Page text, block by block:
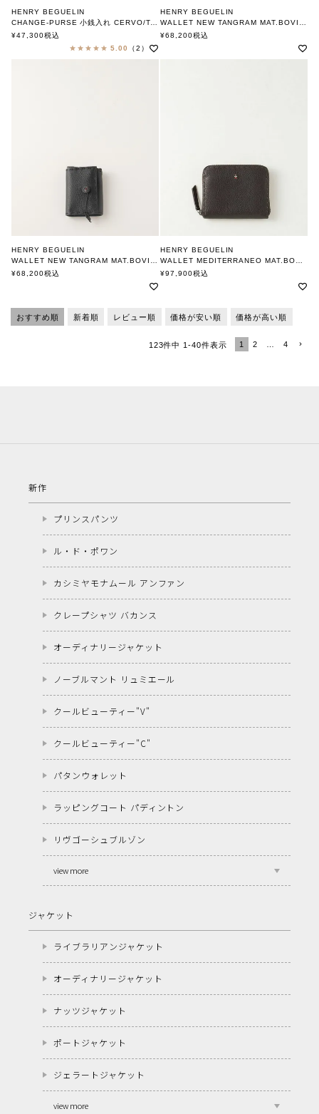
HENRY BEGUELIN
CHANGE-PURSE 小銭入れ CERVO/T.MORO
MULTI OMINO
¥47,300税込
5.00
（2）
HENRY BEGUELIN
WALLET NEW TANGRAM MAT.BOVINE PRINTED CERVO/ CUOIO
MULTI OMINO
¥68,200税込
HENRY BEGUELIN
WALLET NEW TANGRAM MAT.BOVINE PRINTED CERVO / NERO
ONECOLOR OMINO
¥68,200税込
HENRY BEGUELIN
WALLET MEDITERRANEO MAT.BOVINE PRINTED CERVO T.MORO
エンリー ベグリン
¥97,900税込
おすすめ順 新着順 レビュー順 価格が安い順 価格が高い順
123件中 1-40件表示 1 2 … 4
新作
プリンスパンツ
ル・ド・ポワン
カシミヤモナムール アンファン
クレープシャツ バカンス
オーディナリージャケット
ノーブルマント リュミエール
クールビューティー"V"
クールビューティー"C"
パタンウォレット
ラッピングコート パディントン
リヴゴーシュブルゾン
view more
ジャケット
ライブラリアンジャケット
オーディナリージャケット
ナッツジャケット
ポートジャケット
ジェラートジャケット
view more